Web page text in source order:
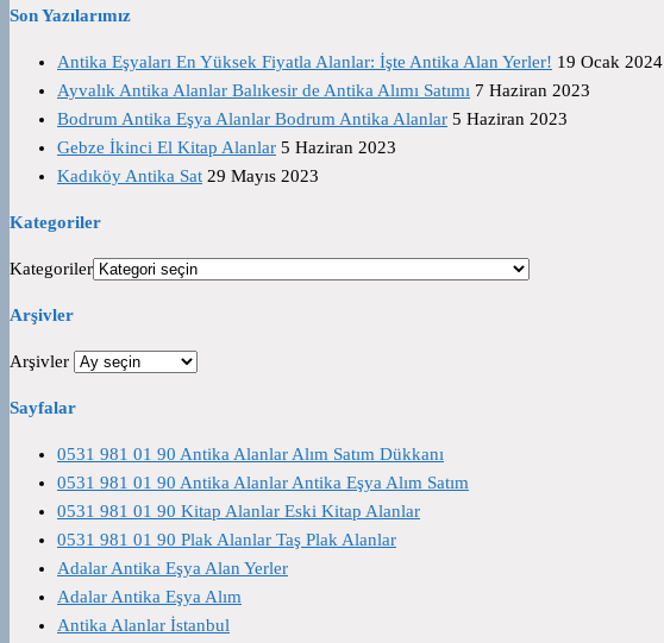
Son Yazılarımız
Antika Eşyaları En Yüksek Fiyatla Alanlar: İşte Antika Alan Yerler! 19 Ocak 2024
Ayvalık Antika Alanlar Balıkesir de Antika Alımı Satımı 7 Haziran 2023
Bodrum Antika Eşya Alanlar Bodrum Antika Alanlar 5 Haziran 2023
Gebze İkinci El Kitap Alanlar 5 Haziran 2023
Kadıköy Antika Sat 29 Mayıs 2023
Kategoriler
Kategoriler
Arşivler
Arşivler
Sayfalar
0531 981 01 90 Antika Alanlar Alım Satım Dükkanı
0531 981 01 90 Antika Alanlar Antika Eşya Alım Satım
0531 981 01 90 Kitap Alanlar Eski Kitap Alanlar
0531 981 01 90 Plak Alanlar Taş Plak Alanlar
Adalar Antika Eşya Alan Yerler
Adalar Antika Eşya Alım
Antika Alanlar İstanbul